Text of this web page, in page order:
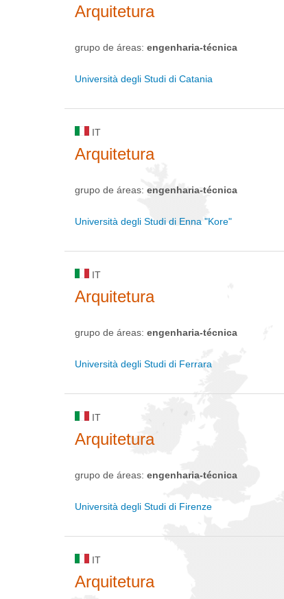
Arquitetura
grupo de áreas: engenharia-técnica
Università degli Studi di Catania
IT
Arquitetura
grupo de áreas: engenharia-técnica
Università degli Studi di Enna "Kore"
IT
Arquitetura
grupo de áreas: engenharia-técnica
Università degli Studi di Ferrara
IT
Arquitetura
grupo de áreas: engenharia-técnica
Università degli Studi di Firenze
IT
Arquitetura